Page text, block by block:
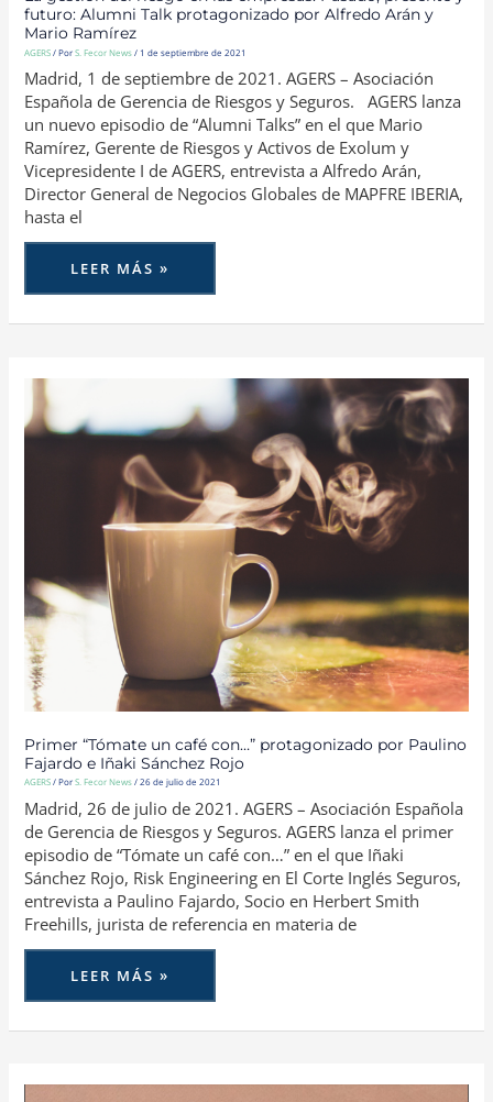
futuro: Alumni Talk protagonizado por Alfredo Arán y
Mario Ramírez
AGERS/ PorS. Fecor News/ 1 de septiembre de 2021
Madrid, 1 de septiembre de 2021. AGERS – Asociación
Española de Gerencia de Riesgos y Seguros. AGERS lanza
un nuevo episodio de “Alumni Talks” en el que Mario
Ramírez, Gerente de Riesgos y Activos de Exolum y
Vicepresidente I de AGERS, entrevista a Alfredo Arán,
Director General de Negocios Globales de MAPFRE IBERIA,
hasta el
LEER MÁS »
Primer “Tómate un café con…” protagonizado por Paulino
Fajardo e Iñaki Sánchez Rojo
AGERS/ PorS. Fecor News/26 de julio de 2021
Madrid, 26 de julio de 2021. AGERS – Asociación Española
de Gerencia de Riesgos y Seguros. AGERS lanza el primer
episodio de “Tómate un café con…” en el que Iñaki
Sánchez Rojo, Risk Engineering en El Corte Inglés Seguros,
entrevista a Paulino Fajardo, Socio en Herbert Smith
Freehills, jurista de referencia en materia de
CAFÉ
CON…”
PROTAGONIZADO
PAULINO
FAJARDO
IÑAKI
SÁNCHEZ
ROJO
LEER MÁS »
AGERS